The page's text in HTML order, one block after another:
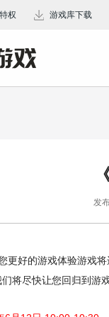
权 游戏库下载
发
的游戏体验游戏将进
将尽快让您回归到游